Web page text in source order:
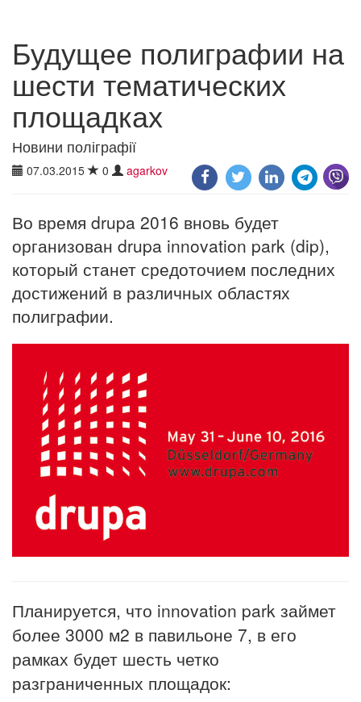
Будущее полиграфии на
шести тематических
площадках
Новини поліграфії
07.03.2015 0 agarkov
Во время drupa 2016 вновь будет
организован drupa innovation park (dip),
который станет средоточием последних
достижений в различных областях
полиграфии.
Планируется, что innovation park займет
более 3000 м2 в павильоне 7, в его
рамках будет шесть четко
разграниченных площадок: